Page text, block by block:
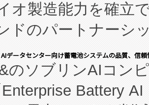
オ製造能力を確立
ドのパートナーシ
。 同社の実績ある
(FCCM™) プ
バイオ医薬品製造
データセンター向け蓄電池システムの品質、信
のソブリンAIコン
Enterprise Battery